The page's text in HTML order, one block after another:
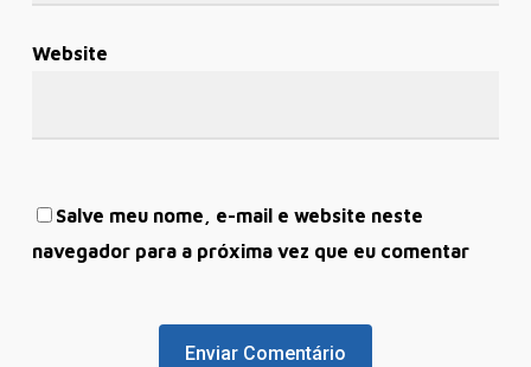
Website
Salve meu nome, e-mail e website neste
navegador para a próxima vez que eu comentar